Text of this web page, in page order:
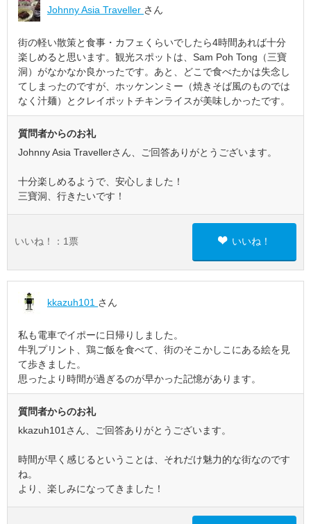
Johnny Asia Traveller さん
街の軽い散策と食事・カフェくらいでしたら4時間あれば十分
楽しめると思います。観光スポットは、Sam Poh Tong（三寶
洞）がなかなか良かったです。あと、どこで食べたかは失念し
てしまったのですが、ホッケンンミー（焼きそば風のものでは
なく汁麺）とクレイポットチキンライスが美味しかったです。
質問者からのお礼
Johnny Asia Travellerさん、ご回答ありがとうございます。
十分楽しめるようで、安心しました！
三寶洞、行きたいです！
いいね！： 1 票 いいね！
kkazuh101 さん
私も電車でイポーに日帰りしました。
牛乳プリント、鶏ご飯を食べて、街のそこかしこにある絵を見
て歩きました。
思ったより時間が過ぎるのが早かった記憶があります。
質問者からのお礼
kkazuh101さん、ご回答ありがとうございます。
時間が早く感じるということは、それだけ魅力的な街なのです
ね。
より、楽しみになってきました！